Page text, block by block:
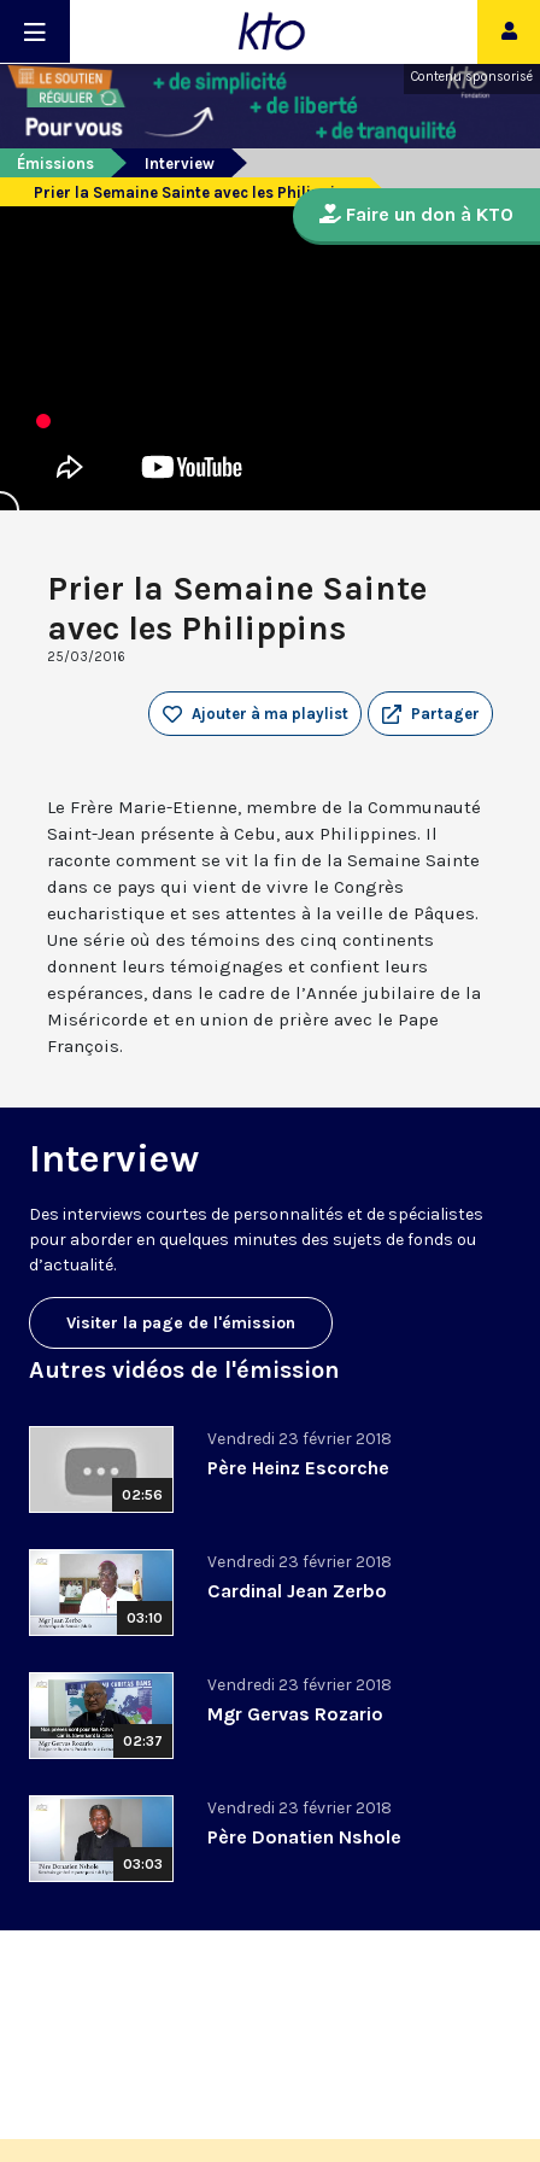
Contenu sponsorisé
Émissions
Interview
Prier la Semaine Sainte avec les Philippins
Prier la Semaine Sainte
avec les Philippins
25/03/2016
Partager
Ajouter à ma playlist
Le Frère Marie-Etienne, membre de la Communauté
Saint-Jean présente à Cebu, aux Philippines. Il
raconte comment se vit la fin de la Semaine Sainte
dans ce pays qui vient de vivre le Congrès
eucharistique et ses attentes à la veille de Pâques.
Une série où des témoins des cinq continents
donnent leurs témoignages et confient leurs
espérances, dans le cadre de l’Année jubilaire de la
Miséricorde et en union de prière avec le Pape
François.
Interview
Des interviews courtes de personnalités et de spécialistes
pour aborder en quelques minutes des sujets de fonds ou
d’actualité.
Visiter la page de l'émission
Autres vidéos de l'émission
02:56
Vendredi 23 février 2018
Père Heinz Escorche
03:10
Vendredi 23 février 2018
Cardinal Jean Zerbo
02:37
Vendredi 23 février 2018
Mgr Gervas Rozario
03:03
Vendredi 23 février 2018
Père Donatien Nshole
Faire un don à KTO